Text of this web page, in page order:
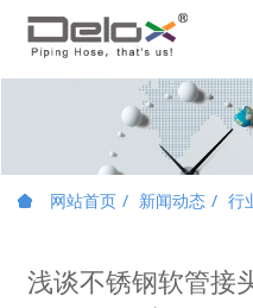
网站首页 新闻动态 行
浅谈不锈钢软管接